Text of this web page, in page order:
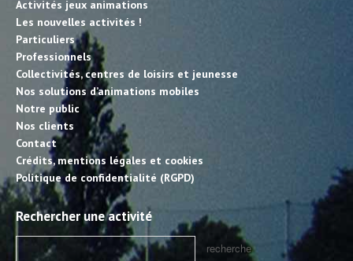
Activités jeux animations
Les nouvelles activités !
Particuliers
Professionnels
Collectivités, centres de loisirs et jeunesse
Nos solutions d’animations mobiles
Notre public
Nos clients
Contact
Crédits, mentions légales et cookies
Politique de confidentialité (RGPD)
Rechercher une activité